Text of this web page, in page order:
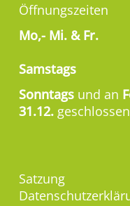
Öffnungszeiten
Mo,- Mi. & Fr.
Samstags
Sonntags und an
31.12. geschlossen
Satzung